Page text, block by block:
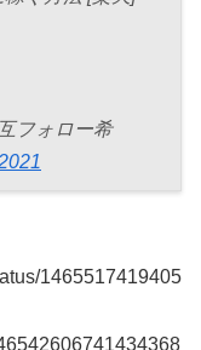
フォロー希
1465517419405